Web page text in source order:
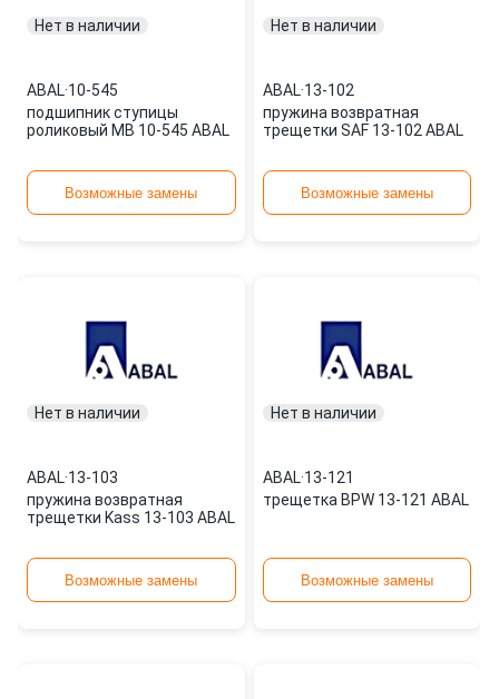
Нет в наличии
ABAL·10-545
подшипник ступицы
роликовый MB 10-545 ABAL
Возможные замены
Нет в наличии
ABAL·13-102
пружина возвратная
трещетки SAF 13-102 ABAL
Возможные замены
Нет в наличии
ABAL·13-103
пружина возвратная
трещетки Kass 13-103 ABAL
Возможные замены
Нет в наличии
ABAL·13-121
трещетка BPW 13-121 ABAL
Возможные замены